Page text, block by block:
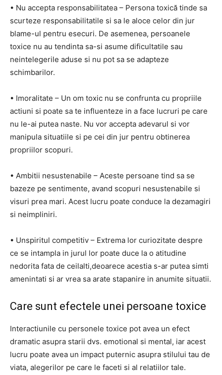
• Nu accepta responsabilitatea – Persona toxică tinde sa
scurteze responsabilitatile si sa le aloce celor din jur
blame-ul pentru esecuri. De asemenea, persoanele
toxice nu au tendinta sa-si asume dificultatile sau
neintelegerile aduse si nu pot sa se adapteze
schimbarilor.
• Imoralitate – Un om toxic nu se confrunta cu propriile
actiuni si poate sa te influenteze in a face lucruri pe care
nu le-ai putea naste. Nu vor accepta adevarul si vor
manipula situatiile si pe cei din jur pentru obtinerea
propriilor scopuri.
• Ambitii nesustenabile – Aceste persoane tind sa se
bazeze pe sentimente, avand scopuri nesustenabile si
visuri prea mari. Acest lucru poate conduce la dezamagiri
si neimpliniri.
• Unspiritul competitiv – Extrema lor curiozitate despre
ce se intampla in jurul lor poate duce la o atitudine
nedorita fata de ceilalti,deoarece acestia s-ar putea simti
amenintati si ar vrea sa arate stapanire in anumite situatii.
Care sunt efectele unei persoane toxice
Interactiunile cu personele toxice pot avea un efect
dramatic asupra starii dvs. emotional si mental, iar acest
lucru poate avea un impact puternic asupra stilului tau de
viata, alegerilor pe care le faceti si al relatiilor tale.